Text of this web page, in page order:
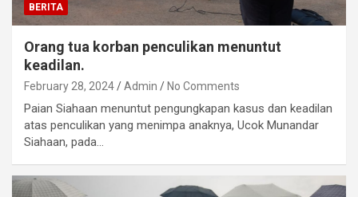
BERITA
Orang tua korban penculikan menuntut
keadilan.
February 28, 2024 Admin No Comments
Paian Siahaan menuntut pengungkapan kasus dan keadilan
atas penculikan yang menimpa anaknya, Ucok Munandar
Siahaan, pada…